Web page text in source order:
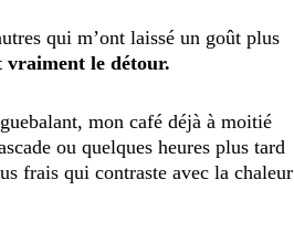
qui m’ont laissé un goût plus
vraiment le détour.
mon café déjà à moitié
ou quelques heures plus tard
frais qui contraste avec la chaleur